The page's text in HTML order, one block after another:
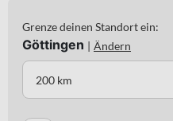
Grenze deinen Standort ein:
Göttingen | Ändern
200 km